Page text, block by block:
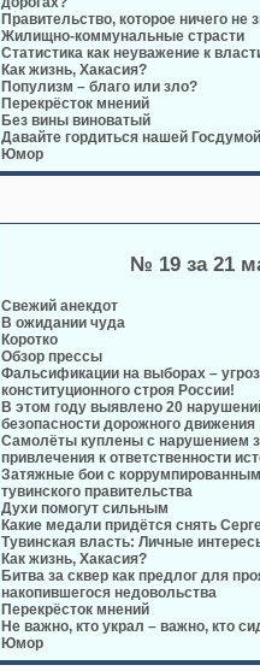
Правительство, которое ничего не
Жилищно-коммунальные страсти
Статистика как неуважение к
Как жизнь, Хакасия?
Популизм – благо или зло?
Перекрёсток мнений
Без вины виноватый
Давайте гордиться нашей
Юмор
№ 19 за 21
Свежий анекдот
В ожидании чуда
Коротко
Обзор прессы
Фальсификации на выборах –
конституционного строя России!
В этом году выявлено 20
безопасности дорожного движения
Самолёты куплены с нарушением
привлечения к ответственности
Затяжные бои с
тувинского правительства
Духи помогут сильным
Какие медали придётся снять
Тувинская власть: Личные
Как жизнь, Хакасия?
Битва за сквер как предлог для
накопившегося недовольства
Перекрёсток мнений
Не важно, кто украл – важно, кто
Юмор